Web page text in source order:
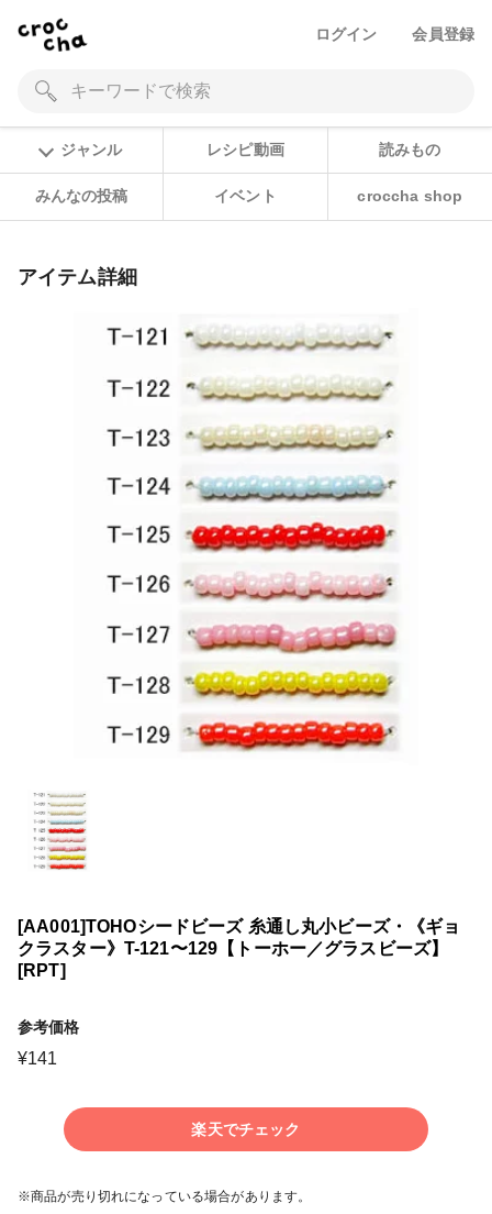
ログイン 会員登録
ジャンル レシピ動画 読みもの
みんなの投稿 イベント croccha shop
アイテム詳細
[AA001]TOHOシードビーズ 糸通し丸小ビーズ・《ギョ
クラスター》T-121〜129【トーホー／グラスビーズ】
[RPT]
参考価格
¥141
楽天でチェック
※商品が売り切れになっている場合があります。